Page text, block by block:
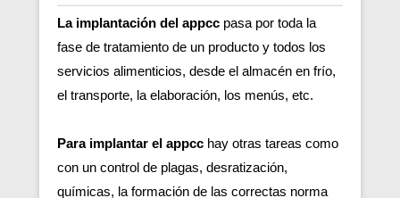
La implantación del appcc pasa por toda la
fase de tratamiento de un producto y todos los
servicios alimenticios, desde el almacén en frío,
el transporte, la elaboración, los menús, etc.
Para implantar el appcc hay otras tareas como
con un control de plagas, desratización,
químicas, la formación de las correctas norma